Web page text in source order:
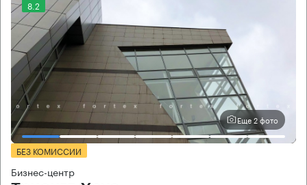
8.2
Еще 2 фото
БЕЗ КОМИССИИ
Бизнес-центр